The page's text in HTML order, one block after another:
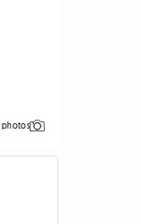
photos